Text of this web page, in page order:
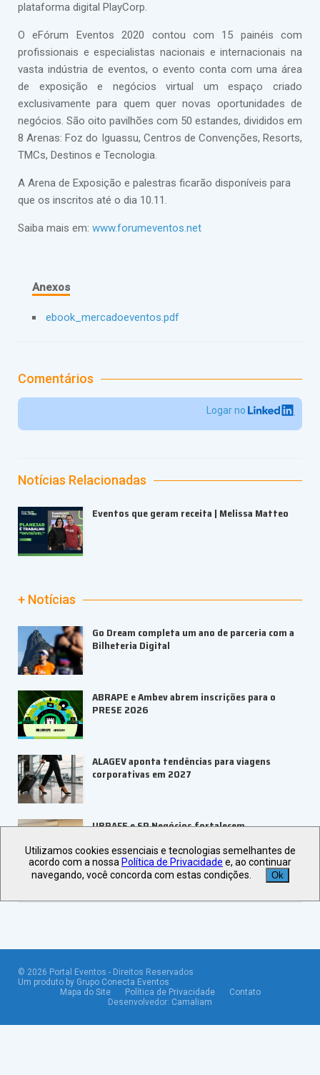
plataforma digital PlayCorp.
O eFórum Eventos 2020 contou com 15 painéis com
profissionais e especialistas nacionais e internacionais na
vasta indústria de eventos, o evento conta com uma área
de exposição e negócios virtual um espaço criado
exclusivamente para quem quer novas oportunidades de
negócios. São oito pavilhões com 50 estandes, divididos em
8 Arenas: Foz do Iguassu, Centros de Convenções, Resorts,
TMCs, Destinos e Tecnologia.
A Arena de Exposição e palestras ficarão disponíveis para
que os inscritos até o dia 10.11.
Saiba mais em: www.forumeventos.net
Anexos
ebook_mercadoeventos.pdf
Comentários
Logar no
Notícias Relacionadas
Eventos que geram receita | Melissa Matteo
+ Notícias
Go Dream completa um ano de parceria com a
Bilheteria Digital
ABRAPE e Ambev abrem inscrições para o
PRESE 2026
ALAGEV aponta tendências para viagens
corporativas em 2027
UBRAFE e SP Negócios fortalecem
Veja +Últimas Notícias
© 2026 Portal Eventos - Direitos Reservados
Um produto by Grupo Conecta Eventos
Mapa do Site
Política de Privacidade
Contato
Desenvolvedor: Camaliam
Utilizamos cookies essenciais e tecnologias semelhantes de
acordo com a nossa Política de Privacidade e, ao continuar
navegando, você concorda com estas condições.
Ok